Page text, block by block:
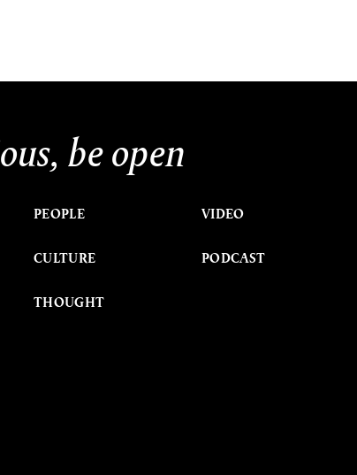
be open
PEOPLE
CULTURE
THOUGHT
VIDEO
PODCAST